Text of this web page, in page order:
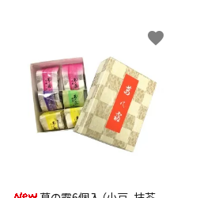
favorite